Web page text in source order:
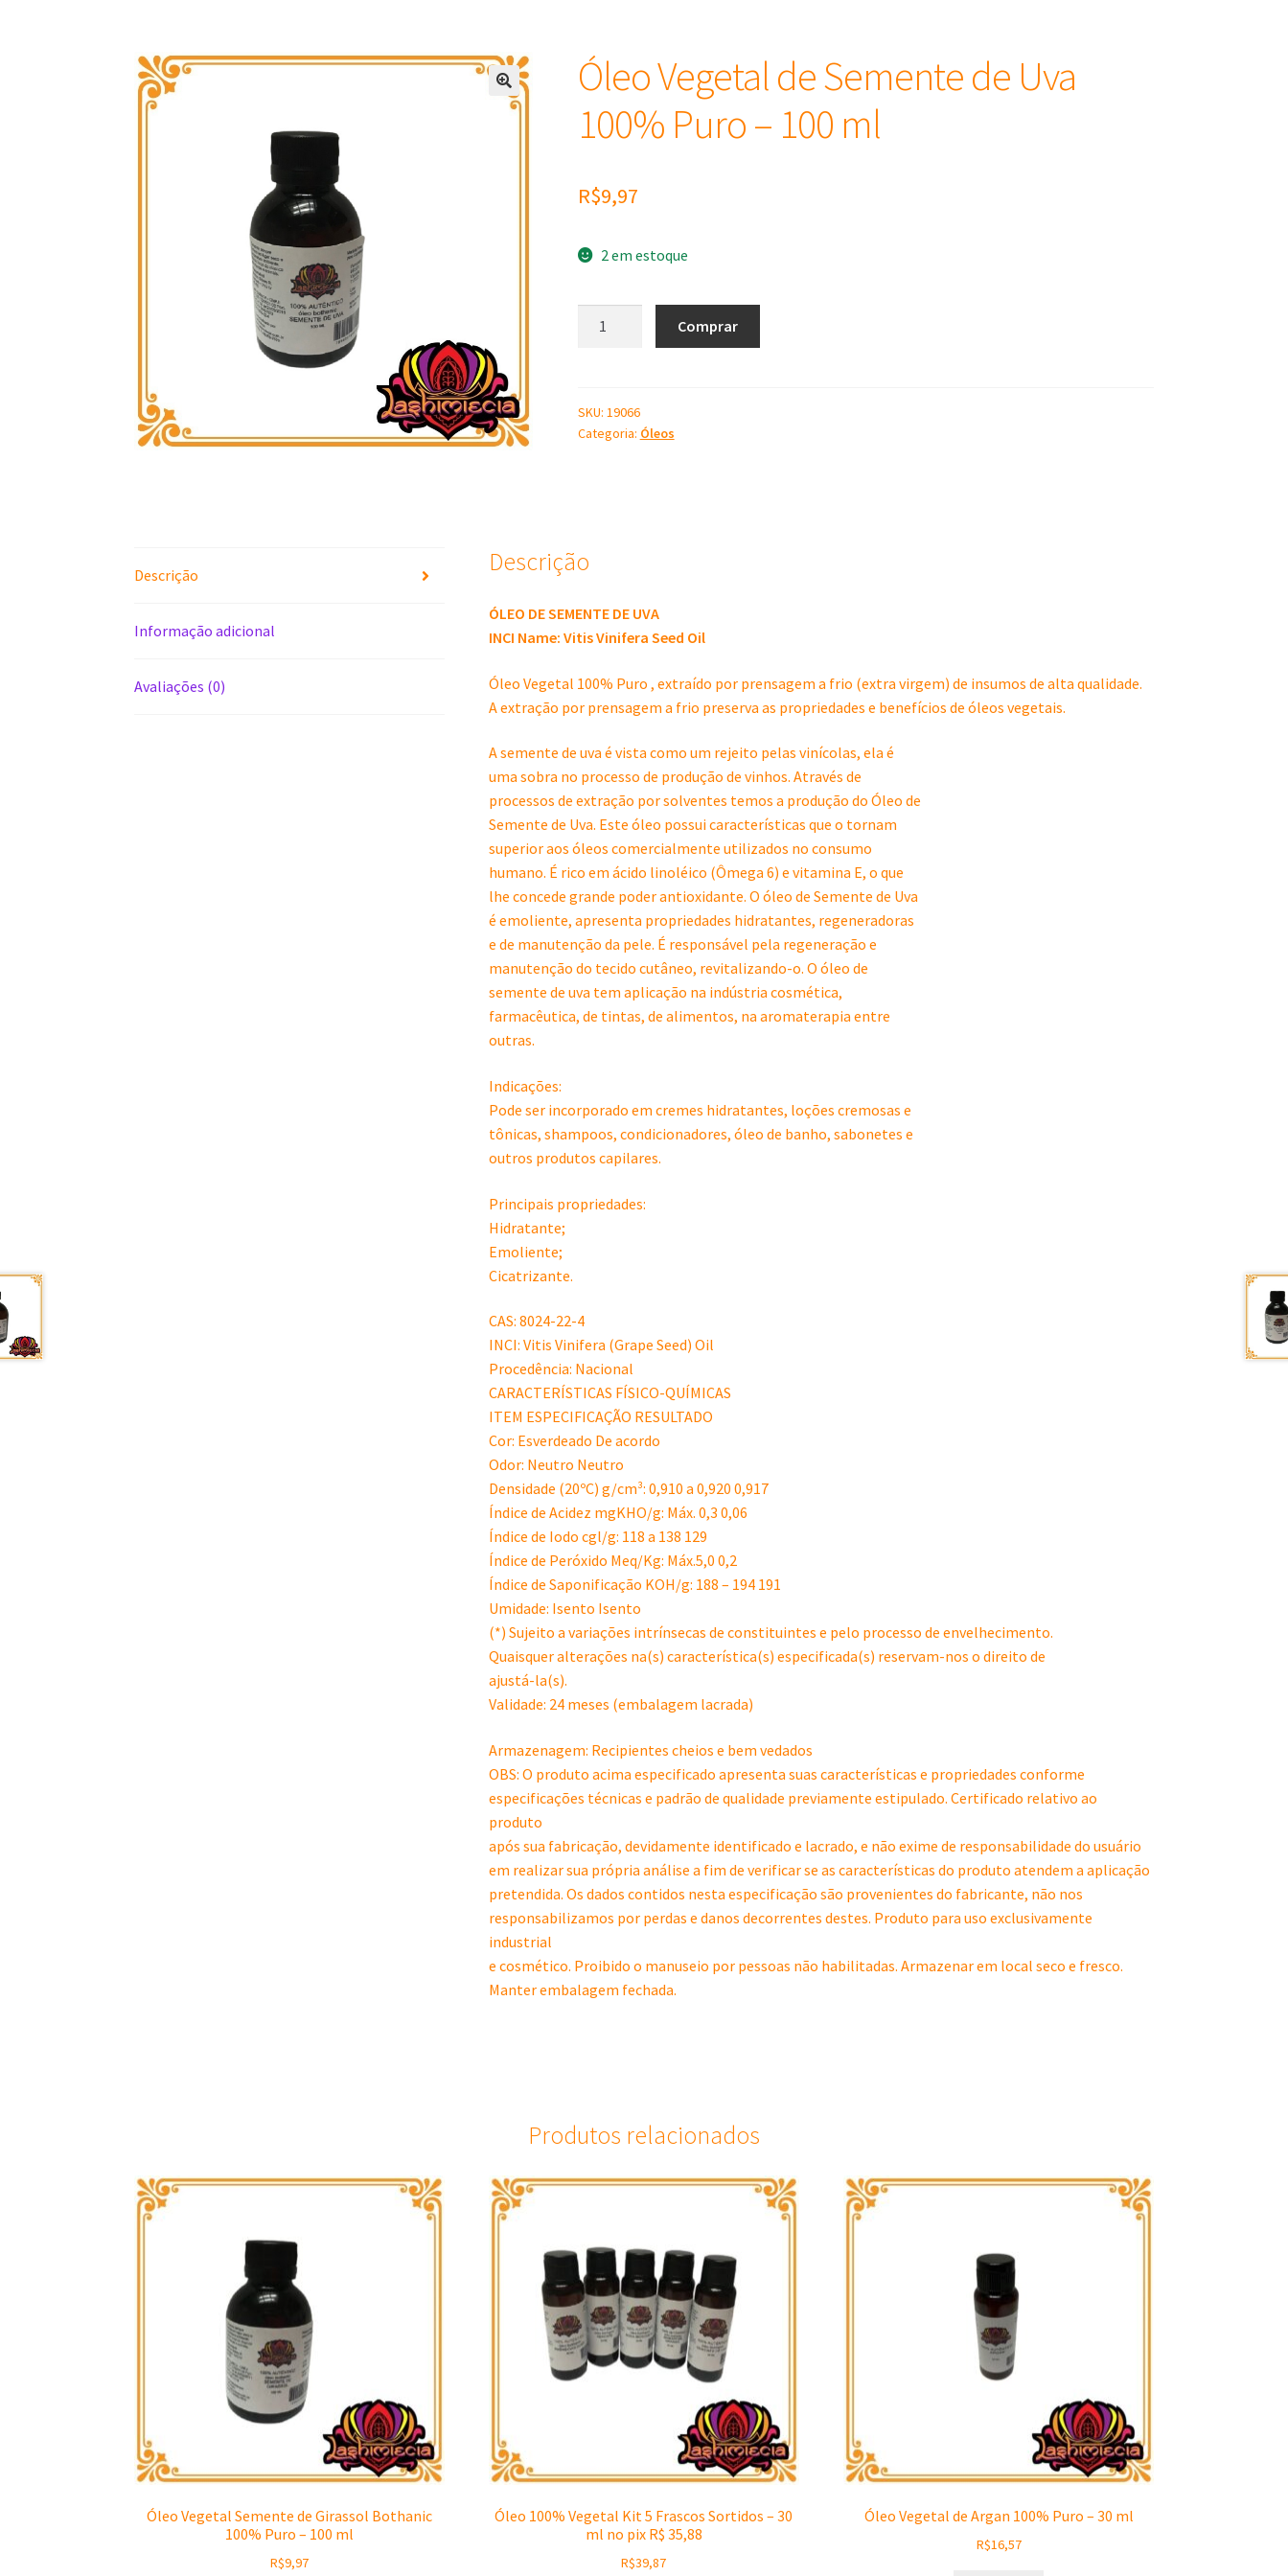
Óleo Vegetal de Semente de Uva
100% Puro – 100 ml
R$9,97
2 em estoque
de
Uva
ml
Comprar
SKU: 19066
Categoria: Óleos
Descrição
Informação adicional
Avaliações (0)
Descrição
ÓLEO DE SEMENTE DE UVA
INCI Name: Vitis Vinifera Seed Oil
Óleo Vegetal 100% Puro , extraído por prensagem a frio (extra virgem) de insumos de alta qualidade.
A extração por prensagem a frio preserva as propriedades e benefícios de óleos vegetais.
A semente de uva é vista como um rejeito pelas vinícolas, ela é
uma sobra no processo de produção de vinhos. Através de
processos de extração por solventes temos a produção do Óleo de
Semente de Uva. Este óleo possui características que o tornam
superior aos óleos comercialmente utilizados no consumo
humano. É rico em ácido linoléico (Ômega 6) e vitamina E, o que
lhe concede grande poder antioxidante. O óleo de Semente de Uva
é emoliente, apresenta propriedades hidratantes, regeneradoras
e de manutenção da pele. É responsável pela regeneração e
manutenção do tecido cutâneo, revitalizando-o. O óleo de
semente de uva tem aplicação na indústria cosmética,
farmacêutica, de tintas, de alimentos, na aromaterapia entre
outras.
Indicações:
Pode ser incorporado em cremes hidratantes, loções cremosas e
tônicas, shampoos, condicionadores, óleo de banho, sabonetes e
outros produtos capilares.
Principais propriedades:
Hidratante;
Emoliente;
Cicatrizante.
CAS: 8024-22-4
INCI: Vitis Vinifera (Grape Seed) Oil
Procedência: Nacional
CARACTERÍSTICAS FÍSICO-QUÍMICAS
ITEM ESPECIFICAÇÃO RESULTADO
Cor: Esverdeado De acordo
Odor: Neutro Neutro
Densidade (20ºC) g/cm³: 0,910 a 0,920 0,917
Índice de Acidez mgKHO/g: Máx. 0,3 0,06
Índice de Iodo cgl/g: 118 a 138 129
Índice de Peróxido Meq/Kg: Máx.5,0 0,2
Índice de Saponificação KOH/g: 188 – 194 191
Umidade: Isento Isento
(*) Sujeito a variações intrínsecas de constituintes e pelo processo de envelhecimento.
Quaisquer alterações na(s) característica(s) especificada(s) reservam-nos o direito de
ajustá-la(s).
Validade: 24 meses (embalagem lacrada)
Armazenagem: Recipientes cheios e bem vedados
OBS: O produto acima especificado apresenta suas características e propriedades conforme
especificações técnicas e padrão de qualidade previamente estipulado. Certificado relativo ao
produto
após sua fabricação, devidamente identificado e lacrado, e não exime de responsabilidade do usuário
em realizar sua própria análise a fim de verificar se as características do produto atendem a aplicação
pretendida. Os dados contidos nesta especificação são provenientes do fabricante, não nos
responsabilizamos por perdas e danos decorrentes destes. Produto para uso exclusivamente
industrial
e cosmético. Proibido o manuseio por pessoas não habilitadas. Armazenar em local seco e fresco.
Manter embalagem fechada.
Produtos relacionados
Óleo Vegetal Semente de Girassol Bothanic
100% Puro – 100 ml
R$9,97
Óleo 100% Vegetal Kit 5 Frascos Sortidos – 30
ml no pix R$ 35,88
R$39,87
Óleo Vegetal de Argan 100% Puro – 30 ml
R$16,57